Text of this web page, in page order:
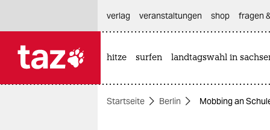
themen
verlag
veranstaltungen shop fragen
hitze surfen landtagswahl in
Startseite Berlin Mobbing an